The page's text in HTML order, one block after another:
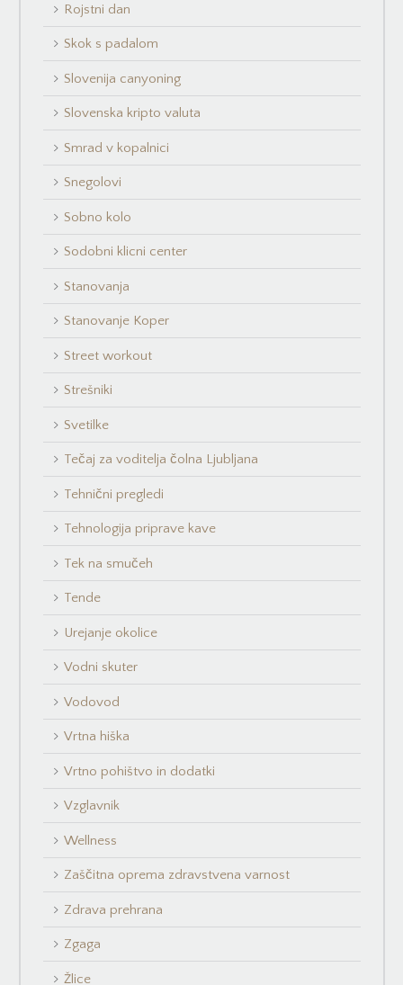
Rojstni dan
Skok s padalom
Slovenija canyoning
Slovenska kripto valuta
Smrad v kopalnici
Snegolovi
Sobno kolo
Sodobni klicni center
Stanovanja
Stanovanje Koper
Street workout
Strešniki
Svetilke
Tečaj za voditelja čolna Ljubljana
Tehnični pregledi
Tehnologija priprave kave
Tek na smučeh
Tende
Urejanje okolice
Vodni skuter
Vodovod
Vrtna hiška
Vrtno pohištvo in dodatki
Vzglavnik
Wellness
Zaščitna oprema zdravstvena varnost
Zdrava prehrana
Zgaga
Žlice